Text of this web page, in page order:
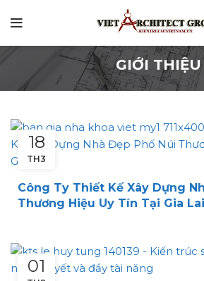
GIỚI THIỆU
18
TH3
Công Ty Thiết Kế Xây Dựng
Thương Hiệu Uy Tín Tại Gia Lai
01